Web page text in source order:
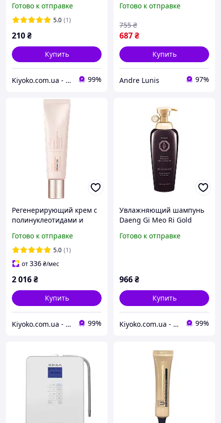
Готово к отправке
5.0 (1)
210₴
Купить
Kiyoko.com.ua - магазин товаров из Японии и Южной Кореи. 99%
Ri,500 мл (100762)
Готово к отправке
687₴
755 ₴
Купить
Andre Lunis 97%
Регенерирующий крем с
полинуклеотидами и
Dr.Solution Bakuchiol
Cream, 100 мл (225092)
Готово к отправке
5.0 (1)
от336₴/мес
2 016₴
Купить
Kiyoko.com.ua - магазин товаров из Японии и Южной Кореи. 99%
Увлажняющий шампунь
Daeng Gi Meo Ri Gold
(08003)
Готово к отправке
966₴
Купить
Kiyoko.com.ua - магазин товаров из Японии и Южной Кореи. 99%